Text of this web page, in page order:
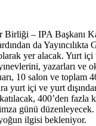
Birliği – IPA Başkanı
da
yer alacak. Yurt içi
yazarları ve
10 salon ve toplam
yurt içi ve yurt
400’den fazla
günü
ilgisi bekleniyor.